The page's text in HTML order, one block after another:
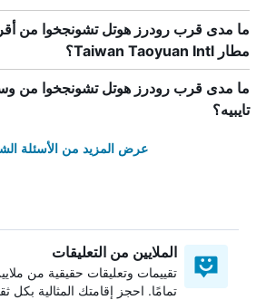
ما مدى قرب رودرز هوتل تشونجخوا من
مطار Taiwan Taoyuan Intl؟
ما مدى قرب رودرز هوتل تشونجخوا من
تايبيه؟
عرض المزيد من الأسئلة
الملايين من التعليقات
تقييمات وتعليقات حقيقية من
تمامًا. احجز إقامتك المثالية بكل